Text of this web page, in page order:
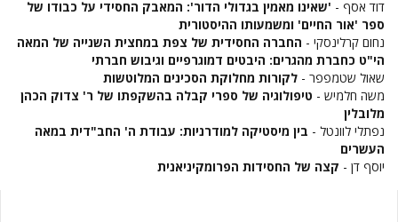
דוד אסף - 'שאינו מאמין בגדולי הדור': המאבק החסידי על כבודו של
ספר 'אור החיים' ומשמעותו ההיסטורית
נחום קרלינסקי - החברה החסידית של צפת במחצית השנייה של המאה
הי"ט כחברת מהגרים: היבטים דמוגרפיים וגיבוש חברתי
שאול שטמפפר - לקורות מחלוקת הסכינים המלוטשות
משה חלמיש - טיפולוגיה של ספרי קבלה בהשקפתו של ר' צדוק הכהן
מלובלין
נפתלי לוונטל - בין מיסטיקה למודרניות: עבודת ה' החב"דית במאה
העשרים
יוסף דן - קצה של החסידות הפרומקיניאנית